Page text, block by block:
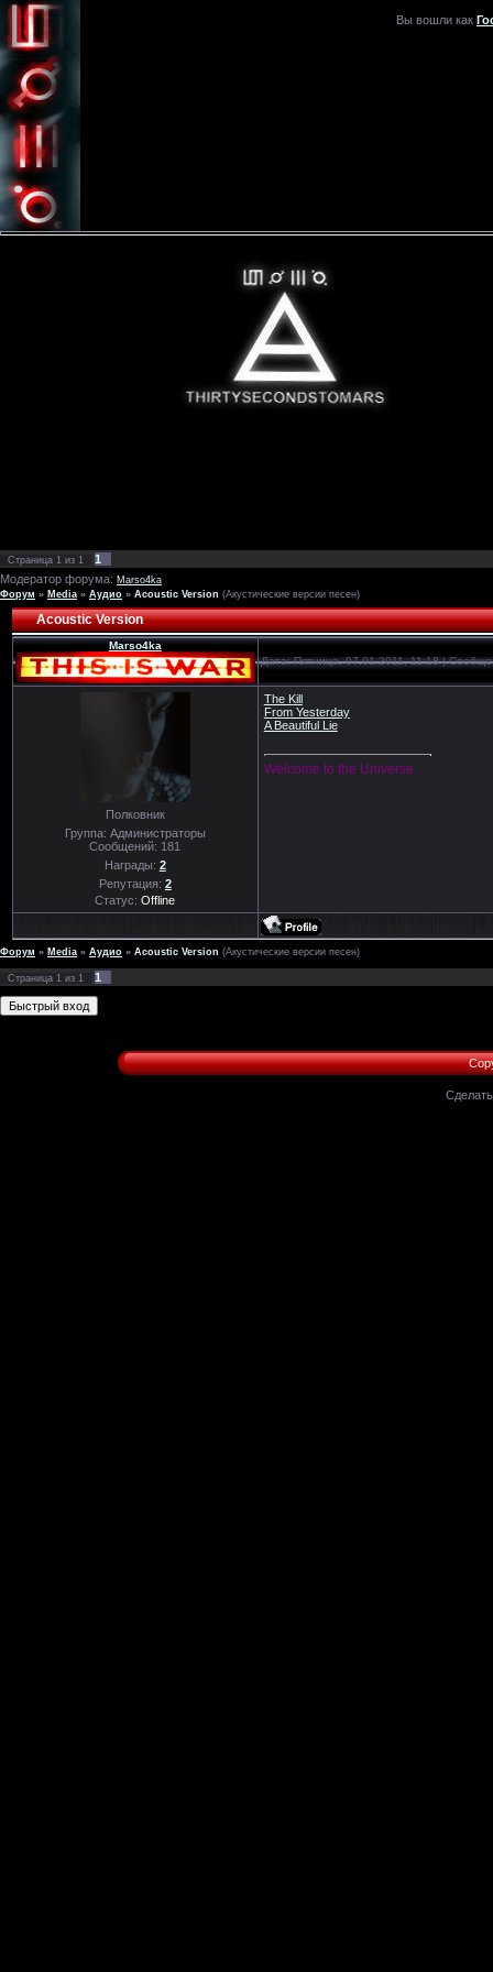
Вы вошли как
Страница 1 из 1
1
Модератор форума: Marso4ka
Форум » Media » Аудио » Acoustic Version (Акустические версии песен)
Acoustic Version
Marso4ka
Дата: Пятница, 07.01.2011, 11:18 |
Полковник
Группа: Администраторы
Сообщений: 181
Награды: 2
Репутация: 2
Статус:Offline
The Kill
From Yesterday
A Beautiful Lie
Welcome to the Universe
Форум » Media » Аудио » Acoustic Version (Акустические версии песен)
Страница 1 из 1 1